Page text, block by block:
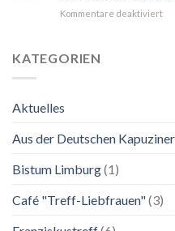
Kommentare deaktiviertfür
KATEGORIEN
Aktuelles
Aus der Deutschen
Bistum Limburg(1)
Café "Treff-Liebfrauen"(3)